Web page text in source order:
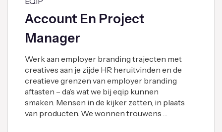
Account En Project
Manager
Werk aan employer branding trajecten met
creatives aan je zijde HR heruitvinden en de
creatieve grenzen van employer branding
aftasten – da’s wat we bij eqip kunnen
smaken. Mensen in de kijker zetten, in plaats
van producten. We wonnen trouwens …